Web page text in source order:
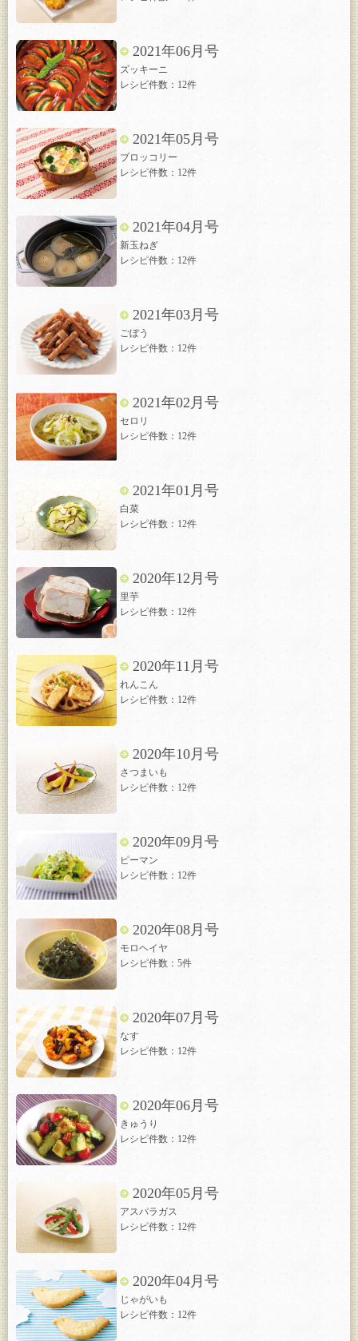
2021年06月号
ズッキーニ
レシピ件数：12件
2021年05月号
ブロッコリー
レシピ件数：12件
2021年04月号
新玉ねぎ
レシピ件数：12件
2021年03月号
ごぼう
レシピ件数：12件
2021年02月号
セロリ
レシピ件数：12件
2021年01月号
白菜
レシピ件数：12件
2020年12月号
里芋
レシピ件数：12件
2020年11月号
れんこん
レシピ件数：12件
2020年10月号
さつまいも
レシピ件数：12件
2020年09月号
ピーマン
レシピ件数：12件
2020年08月号
モロヘイヤ
レシピ件数：5件
2020年07月号
なす
レシピ件数：12件
2020年06月号
きゅうり
レシピ件数：12件
2020年05月号
アスパラガス
レシピ件数：12件
2020年04月号
じゃがいも
レシピ件数：12件